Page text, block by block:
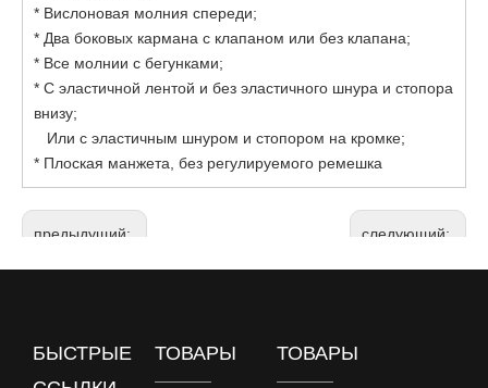
* Вислоновая молния спереди;
* Два боковых кармана с клапаном или без клапана;
* Все молнии с бегунками;
* С эластичной лентой и без эластичного шнура и стопора
внизу;
Или с эластичным шнуром и стопором на кромке;
* Плоская манжета, без регулируемого ремешка
предыдущий: следующий:
Стоимость флисовой куртки как в Индии
БЫСТРЫЕ
ТОВАРЫ ТОВАРЫ